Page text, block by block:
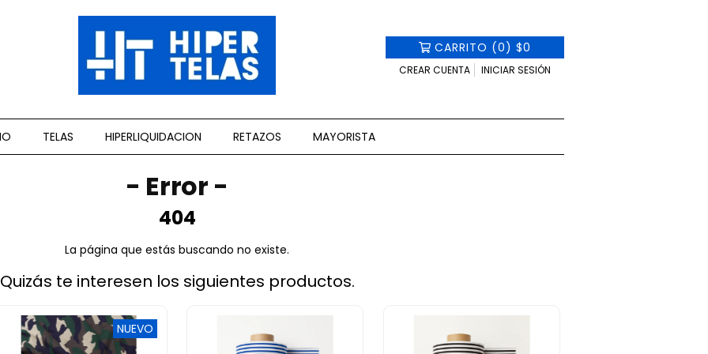
CARRITO (0)$0
CREAR CUENTA INICIAR SESIÓN
TELAS HIPERLIQUIDACION RETAZOS MAYORISTA
- Error -
404
La página que estás buscando no existe.
Quizás te interesen los siguientes productos.
NUEVO